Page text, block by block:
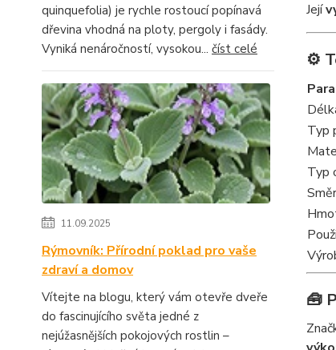
quinquefolia) je rychle rostoucí popínavá
dřevina vhodná na ploty, pergoly i fasády.
Vyniká nenáročností, vysokou... číst celé
11.09.2025
Rýmovník: Přírodní poklad pro vaše
zdraví a domov
Vítejte na blogu, který vám otevře dveře
do fascinujícího světa jedné z
nejúžasnějších pokojových rostlin –
Její
⚙️
Typ
Typ
🧰